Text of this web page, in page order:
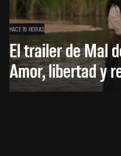
HACE 16 HORAS
El trailer de Mal
Amor, libertad y